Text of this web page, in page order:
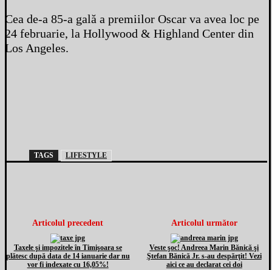
Cea de-a 85-a gală a premiilor Oscar va avea loc pe
24 februarie, la Hollywood & Highland Center din
Los Angeles.
TAGS LIFESTYLE
Articolul precedent
Taxele şi impozitele în Timişoara se
plătesc după data de 14 ianuarie dar nu
vor fi indexate cu 16,05%!
Articolul următor
Veste şoc! Andreea Marin Bănică şi
Ştefan Bănică Jr. s-au despărţit! Vezi
aici ce au declarat cei doi